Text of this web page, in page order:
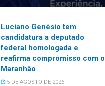
Luciano Genésio tem
candidatura a deputado
federal homologada e
reafirma compromisso com o
Maranhão
5 DE AGOSTO DE 2026